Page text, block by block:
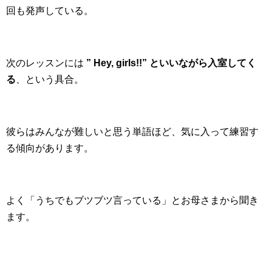
回も発声している。
次のレッスンには ” Hey, girls!!” といいながら入室してく
る 、という具合。
彼らはみんなが難しいと思う単語ほど、気に入って練習す
る傾向があります。
よく「うちでもブツブツ言っている」とお母さまから聞き
ます。